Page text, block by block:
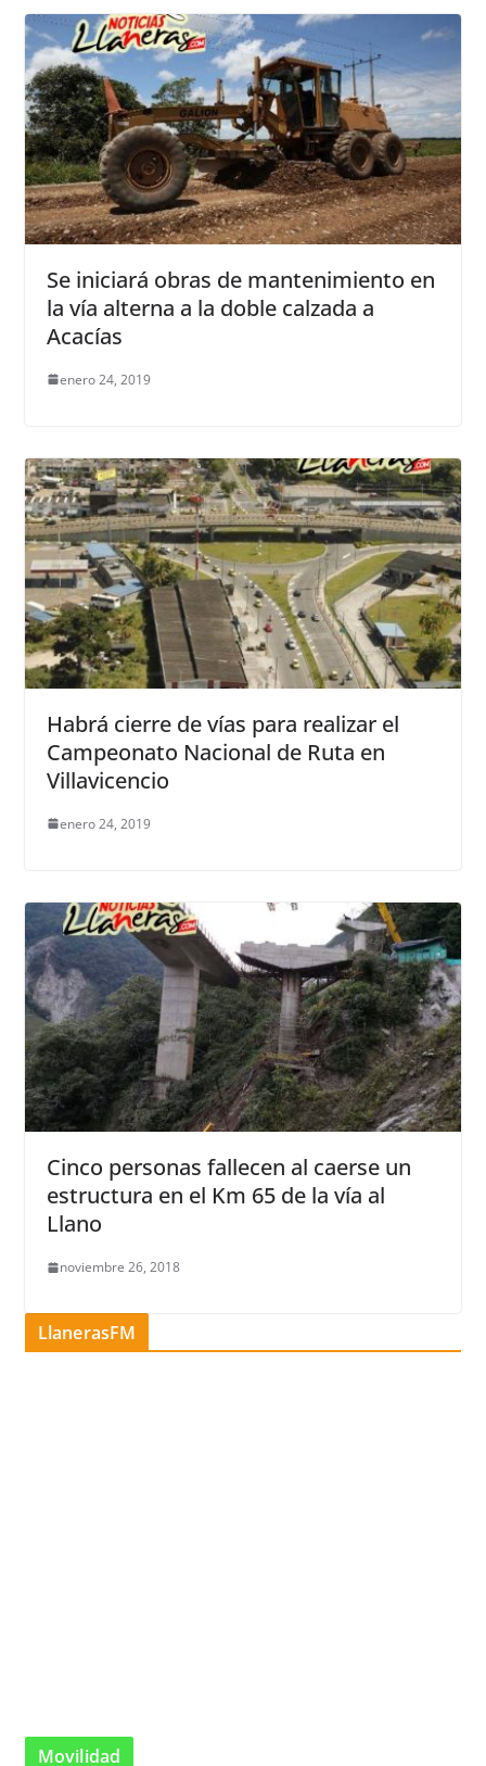
Se iniciará obras de mantenimiento en
la vía alterna a la doble calzada a
Acacías
enero 24, 2019
Habrá cierre de vías para realizar el
Campeonato Nacional de Ruta en
Villavicencio
enero 24, 2019
Cinco personas fallecen al caerse un
estructura en el Km 65 de la vía al
Llano
noviembre 26, 2018
LlanerasFM
Movilidad